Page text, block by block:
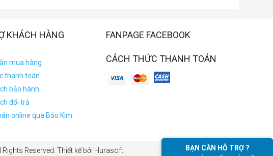
KHÁCH HÀNG
mua hàng
thanh toán
bảo hành
đổi trả
online qua Bảo Kim
FANPAGE FACEBOOK
CÁCH THỨC THANH TOÁN
Reserved. Thiết kế bởi Hurasoft BẠN CẦN HỖ TRỢ ?